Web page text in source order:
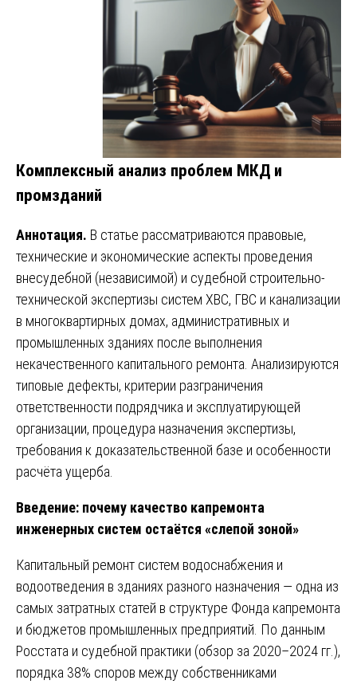
Комплексный анализ проблем МКД и
промзданий
Аннотация. В статье рассматриваются правовые,
технические и экономические аспекты проведения
внесудебной (независимой) и судебной строительно-
технической экспертизы систем ХВС, ГВС и канализации
в многоквартирных домах, административных и
промышленных зданиях после выполнения
некачественного капитального ремонта. Анализируются
типовые дефекты, критерии разграничения
ответственности подрядчика и эксплуатирующей
организации, процедура назначения экспертизы,
требования к доказательственной базе и особенности
расчёта ущерба.
Введение: почему качество капремонта
инженерных систем остаётся «слепой зоной»
Капитальный ремонт систем водоснабжения и
водоотведения в зданиях разного назначения — одна из
самых затратных статей в структуре Фонда капремонта
и бюджетов промышленных предприятий. По данным
Росстата и судебной практики (обзор за 2020–2024 гг.),
порядка 38% споров между собственниками